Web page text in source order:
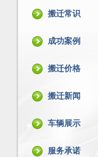
搬迁常识
成功案例
搬迁价格
搬迁新闻
车辆展示
服务承诺